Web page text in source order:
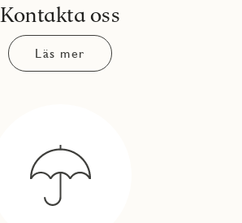
Kontakta oss
Läs mer